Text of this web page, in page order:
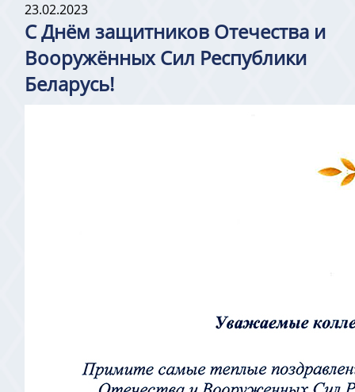
23.02.2023
C Днём защитников Отечества и
Вооружённых Сил Республики
Беларусь!